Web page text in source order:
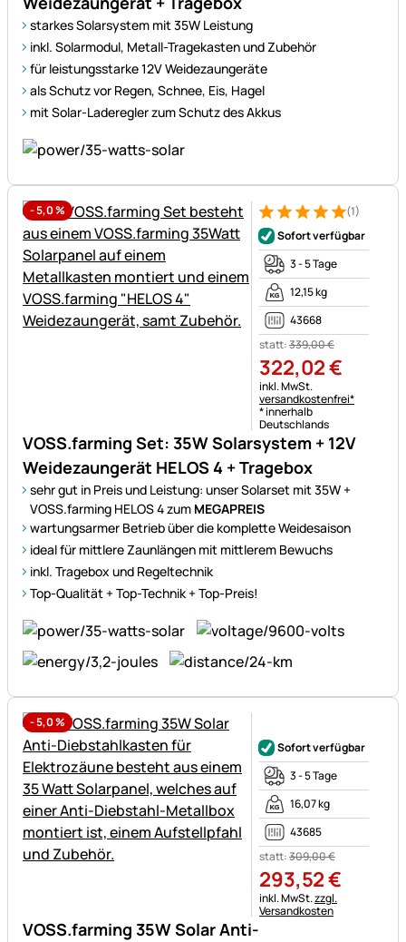
starkes Solarsystem mit 35W Leistung
inkl. Solarmodul, Metall-Tragekasten und Zubehör
für leistungsstarke 12V Weidezaungeräte
als Schutz vor Regen, Schnee, Eis, Hagel
mit Solar-Laderegler zum Schutz des Akkus
-5,0%
VOSS.farming Set: 35W Solarsystem + 12V
Weidezaungerät HELOS 4 + Tragebox
sehr gut in Preis und Leistung: unser Solarset mit 35W +
VOSS.farming HELOS 4 zum MEGAPREIS
wartungsarmer Betrieb über die komplette Weidesaison
ideal für mittlere Zaunlängen mit mittlerem Bewuchs
inkl. Tragebox und Regeltechnik
Top-Qualität + Top-Technik + Top-Preis!
Bewertung: 5 von 5 (1
1 Bewertung
(1)
Sofort verfügbar
3 - 5 Tage
12,15 kg
43668
statt:339,00€
322,02€
Steuerhinweis:
inkl. MwSt.
versandkostenfrei*
* innerhalb
Deutschlands
-5,0%
VOSS.farming 35W Solar Anti-
Sofort verfügbar
3 - 5 Tage
16,07 kg
43685
statt:309,00€
293,52€
Steuerhinweis:
inkl. MwSt.zzgl.
Versandkosten